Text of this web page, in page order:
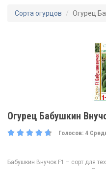
Сорта огурцов Огурец
Огурец Бабушкин
Голосов: 4
Бабушкин Внучок F1 – сорт для